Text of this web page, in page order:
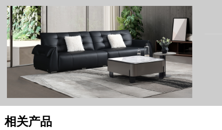
相关产品